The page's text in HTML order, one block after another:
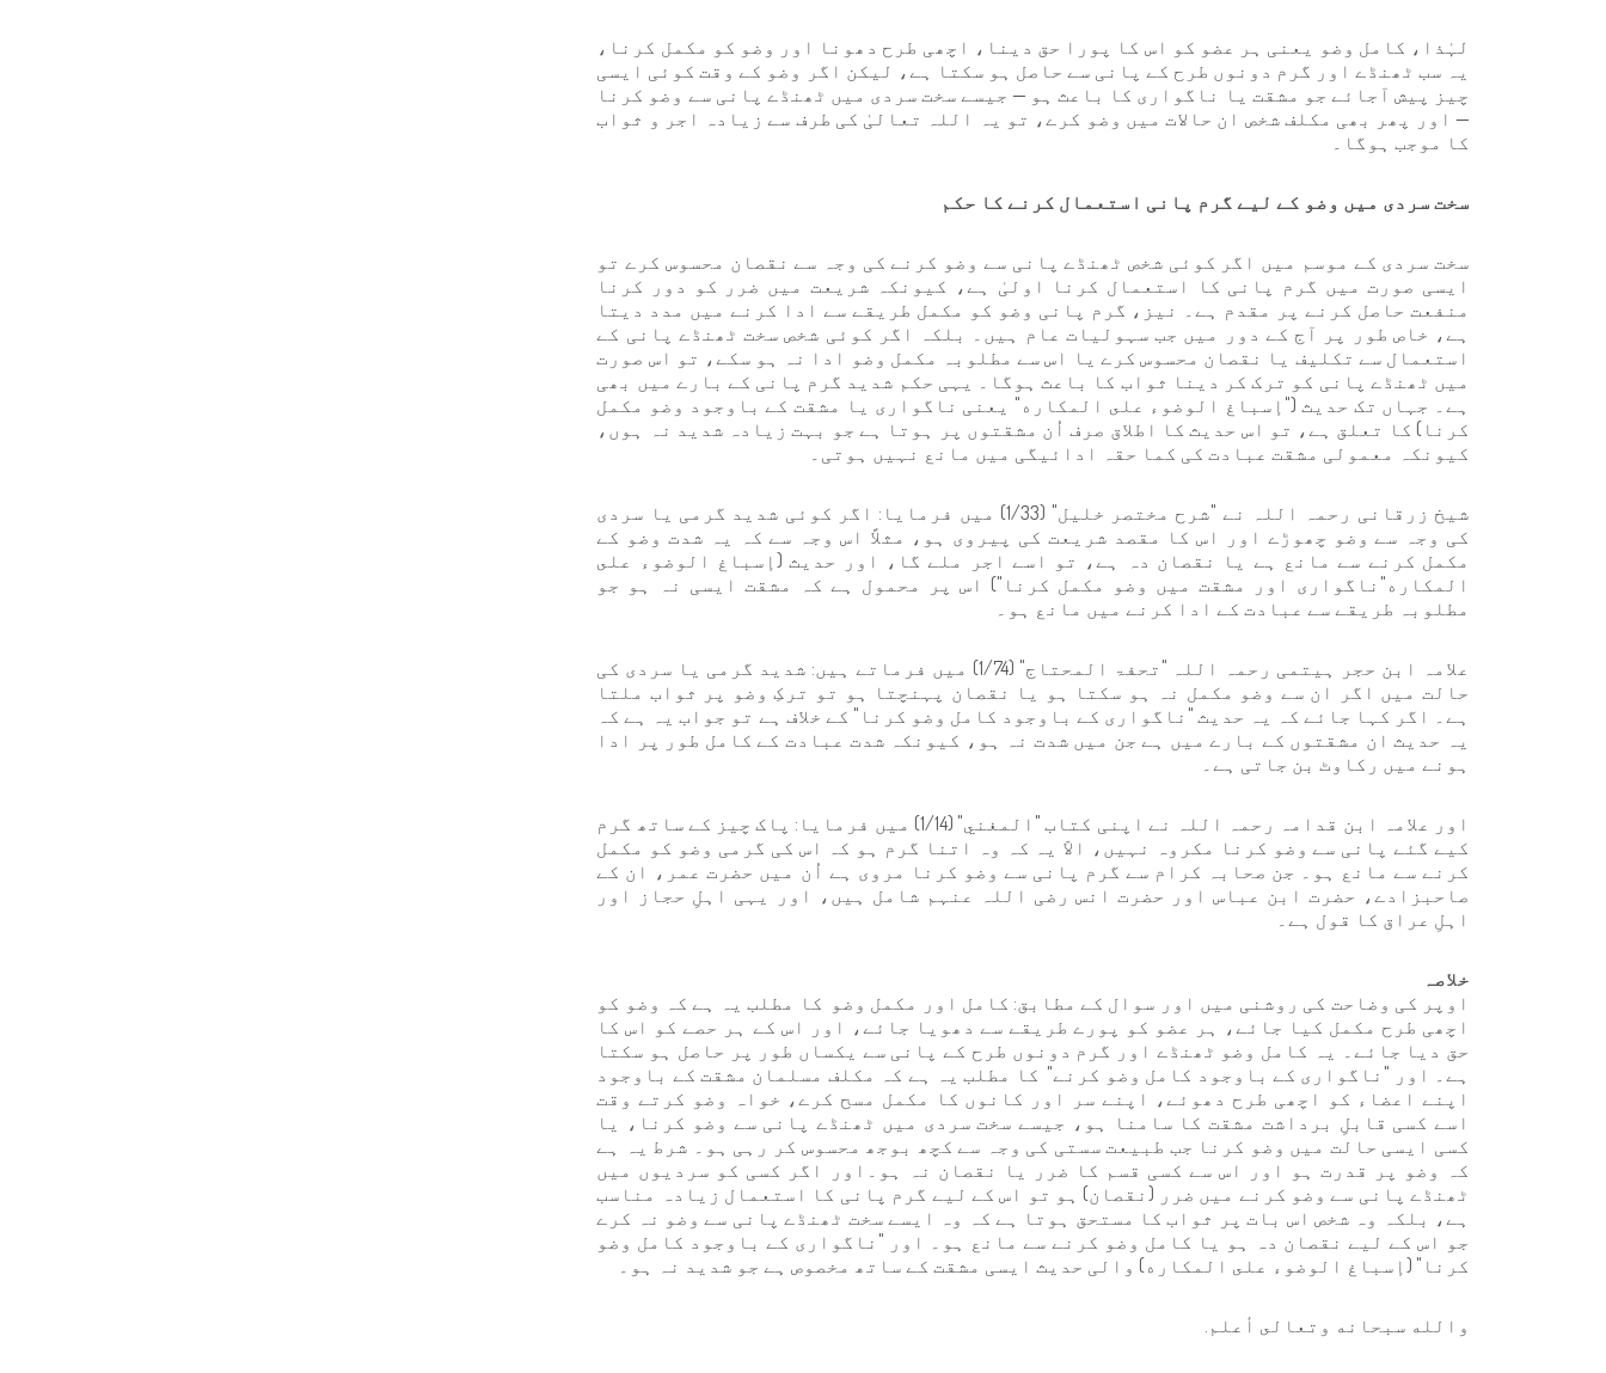
لہٰذا، کامل وضو یعنی ہر عضو کو اس کا پورا حق دینا، اچھی طرح دھونا اور وضو کو مکمل کرنا،
یہ سب ٹھنڈے اور گرم دونوں طرح کے پانی سے حاصل ہو سکتا ہے، لیکن اگر وضو کے وقت کوئی ایسی
چیز پیش آجائے جو مشقت یا ناگواری کا باعث ہو — جیسے سخت سردی میں ٹھنڈے پانی سے وضو کرنا
— اور پھر بھی مکلف شخص ان حالات میں وضو کرے، تو یہ اللہ تعالیٰ کی طرف سے زیادہ اجر و ثواب
کا موجب ہوگا۔
سخت سردی میں وضو کے لیے گرم پانی استعمال کرنے کا حکم
سخت سردی کے موسم میں اگر کوئی شخص ٹھنڈے پانی سے وضو کرنے کی وجہ سے نقصان محسوس کرے تو
ایسی صورت میں گرم پانی کا استعمال کرنا اولیٰ ہے، کیونکہ شریعت میں ضرر کو دور کرنا
منفعت حاصل کرنے پر مقدم ہے۔ نیز، گرم پانی وضو کو مکمل طریقے سے ادا کرنے میں مدد دیتا
ہے، خاص طور پر آج کے دور میں جب سہولیات عام ہیں۔ بلکہ اگر کوئی شخص سخت ٹھنڈے پانی کے
استعمال سے تکلیف یا نقصان محسوس کرے یا اس سے مطلوبہ مکمل وضو ادا نہ ہو سکے، تو اس صورت
میں ٹھنڈے پانی کو ترک کر دینا ثواب کا باعث ہوگا۔ یہی حکم شدید گرم پانی کے بارے میں بھی
ہے۔ جہاں تک حدیث ("إسباغ الوضوء على المكاره" یعنی ناگواری یا مشقت کے باوجود وضو مکمل
کرنا) کا تعلق ہے، تو اس حدیث کا اطلاق صرف اُن مشقتوں پر ہوتا ہے جو بہت زیادہ شدید نہ ہوں،
کیونکہ معمولی مشقت عبادت کی کما حقہ ادائیگی میں مانع نہیں ہوتی۔
شیخ زرقانی رحمہ اللہ نے "شرح مختصر خلیل" (1/33) میں فرمایا: اگر کوئی شدید گرمی یا سردی
کی وجہ سے وضو چھوڑے اور اس کا مقصد شریعت کی پیروی ہو، مثلاً اس وجہ سے کہ یہ شدت وضو کے
مکمل کرنے سے مانع ہے یا نقصان دہ ہے، تو اسے اجر ملے گا، اور حدیث (إسباغ الوضوء على
المكاره"ناگواری اور مشقت میں وضو مکمل کرنا") اس پر محمول ہے کہ مشقت ایسی نہ ہو جو
مطلوبہ طریقے سے عبادت کے ادا کرنے میں مانع ہو۔
علامہ ابن حجر ہیتمی رحمہ اللہ "تحفۃ المحتاج" (1/74) میں فرماتے ہیں: شدید گرمی یا سردی کی
حالت میں اگر ان سے وضو مکمل نہ ہو سکتا ہو یا نقصان پہنچتا ہو تو ترکِ وضو پر ثواب ملتا
ہے۔ اگر کہا جائے کہ یہ حدیث "ناگواری کے باوجود کامل وضو کرنا" کے خلاف ہے تو جواب یہ ہے کہ
یہ حدیث ان مشقتوں کے بارے میں ہے جن میں شدت نہ ہو، کیونکہ شدت عبادت کے کامل طور پر ادا
ہونے میں رکاوٹ بن جاتی ہے۔
اور علامہ ابن قدامہ رحمہ اللہ نے اپنی کتاب "المغني" (1/14) میں فرمایا: پاک چیز کے ساتھ گرم
کیے گئے پانی سے وضو کرنا مکروہ نہیں، الاّ یہ کہ وہ اتنا گرم ہو کہ اس کی گرمی وضو کو مکمل
کرنے سے مانع ہو۔ جن صحابہ کرام سے گرم پانی سے وضو کرنا مروی ہے اُن میں حضرت عمر، ان کے
صاحبزادے، حضرت ابن عباس اور حضرت انس رضی اللہ عنہم شامل ہیں، اور یہی اہلِ حجاز اور
اہلِ عراق کا قول ہے۔
خلاصہ
اوپر کی وضاحت کی روشنی میں اور سوال کے مطابق: کامل اور مکمل وضو کا مطلب یہ ہے کہ وضو کو
اچھی طرح مکمل کیا جائے، ہر عضو کو پورے طریقے سے دھویا جائے، اور اس کے ہر حصے کو اس کا
حق دیا جائے۔ یہ کامل وضو ٹھنڈے اور گرم دونوں طرح کے پانی سے یکساں طور پر حاصل ہو سکتا
ہے۔ اور "ناگواری کے باوجود کامل وضو کرنے" کا مطلب یہ ہے کہ مکلف مسلمان مشقت کے باوجود
اپنے اعضاء کو اچھی طرح دھوئے، اپنے سر اور کانوں کا مکمل مسح کرے، خواہ وضو کرتے وقت
اسے کسی قابلِ برداشت مشقت کا سامنا ہو، جیسے سخت سردی میں ٹھنڈے پانی سے وضو کرنا، یا
کسی ایسی حالت میں وضو کرنا جب طبیعت سستی کی وجہ سے کچھ بوجھ محسوس کر رہی ہو۔ شرط یہ ہے
کہ وضو پر قدرت ہو اور اس سے کسی قسم کا ضرر یا نقصان نہ ہو۔اور اگر کسی کو سردیوں میں
ٹھنڈے پانی سے وضو کرنے میں ضرر (نقصان) ہو تو اس کے لیے گرم پانی کا استعمال زیادہ مناسب
ہے، بلکہ وہ شخص اس بات پر ثواب کا مستحق ہوتا ہے کہ وہ ایسے سخت ٹھنڈے پانی سے وضو نہ کرے
جو اس کے لیے نقصان دہ ہو یا کامل وضو کرنے سے مانع ہو۔ اور "ناگواری کے باوجود کامل وضو
کرنا" (إسباغ الوضوء على المكاره) والی حدیث ایسی مشقت کے ساتھ مخصوص ہے جو شدید نہ ہو۔
والله سبحانه وتعالى أعلم.